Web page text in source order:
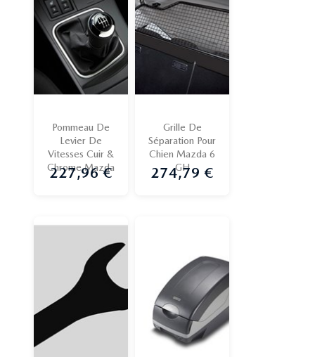
Pommeau De
Levier De
Vitesses Cuir &
Chrome Mazda
Prix
227,96 €
Grille De
Séparation Pour
Chien Mazda 6
GH
Prix
274,79 €